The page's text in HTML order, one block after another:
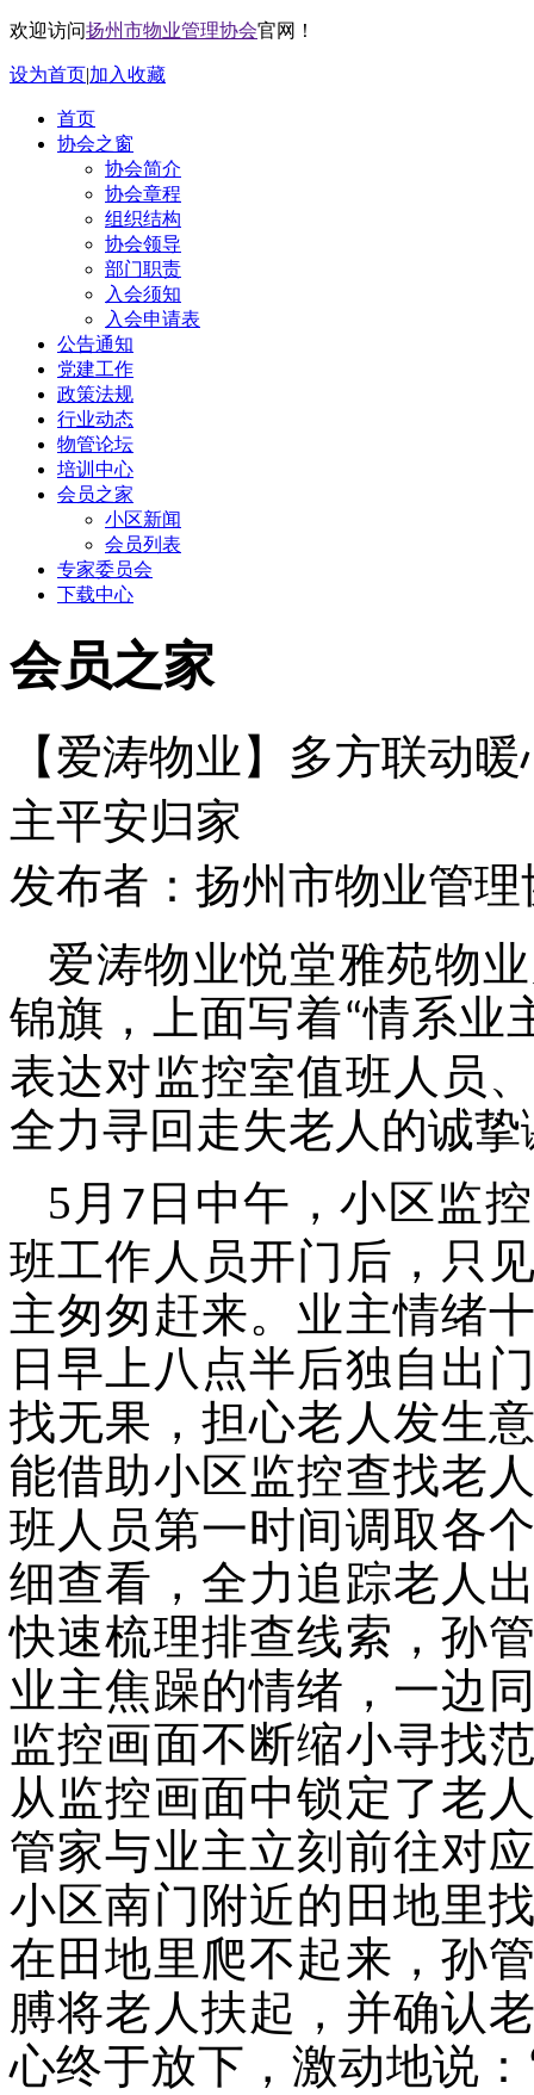
欢迎访问扬州市物业管理协会官网！
设为首页|加入收藏
首页
协会之窗
协会简介
协会章程
组织结构
协会领导
部门职责
入会须知
入会申请表
公告通知
党建工作
政策法规
行业动态
物管论坛
培训中心
会员之家
小区新闻
会员列表
专家委员会
下载中心
会员之家
【爱涛物业】多方联动
主平安归家
发布者：扬州市物业管
爱涛物业悦堂雅苑物
锦旗，上面写着“情系业
表达对监控室值班人员
全力寻回走失老人的诚挚
5 月 7 日中午，小区监
班工作人员开门后，只
主匆匆赶来。业主情绪
日早上八点半后独自出
找无果，担心老人发生
能借助小区监控查找老
班人员第一时间调取各
细查看，全力追踪老人
快速梳理排查线索，孙
业主焦躁的情绪，一边
监控画面不断缩小寻找
从监控画面中锁定了老
管家与业主立刻前往对
小区南门附近的田地里
在田地里爬不起来，孙
膊将老人扶起，并确认
心终于放下，激动地说：